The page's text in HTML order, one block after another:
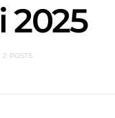
2025
2 POSTS